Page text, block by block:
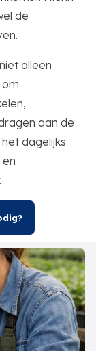
de
alleen
aan de
dagelijks